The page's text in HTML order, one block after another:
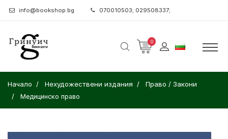
info@bookshop.bg 070010503; 029508337;
0
Начало Нехудожествени издания Право / Закони
Медицинско право